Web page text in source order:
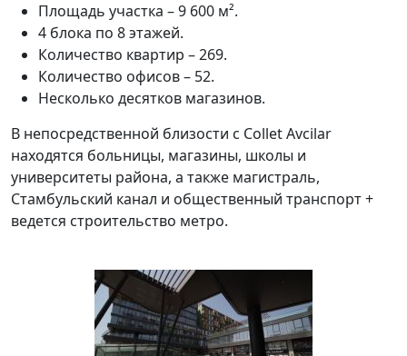
Площадь участка – 9 600 м².
4 блока по 8 этажей.
Количество квартир – 269.
Количество офисов – 52.
Несколько десятков магазинов.
В непосредственной близости с Collet Avcilar
находятся больницы, магазины, школы и
университеты района, а также магистраль,
Стамбульский канал и общественный транспорт +
ведется строительство метро.